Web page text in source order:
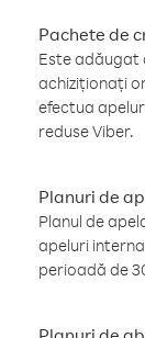
Pachete de
Este adăugat
achiziționați
efectua
reduse Viber.
Planuri de
Planul de
apeluri
perioadă de